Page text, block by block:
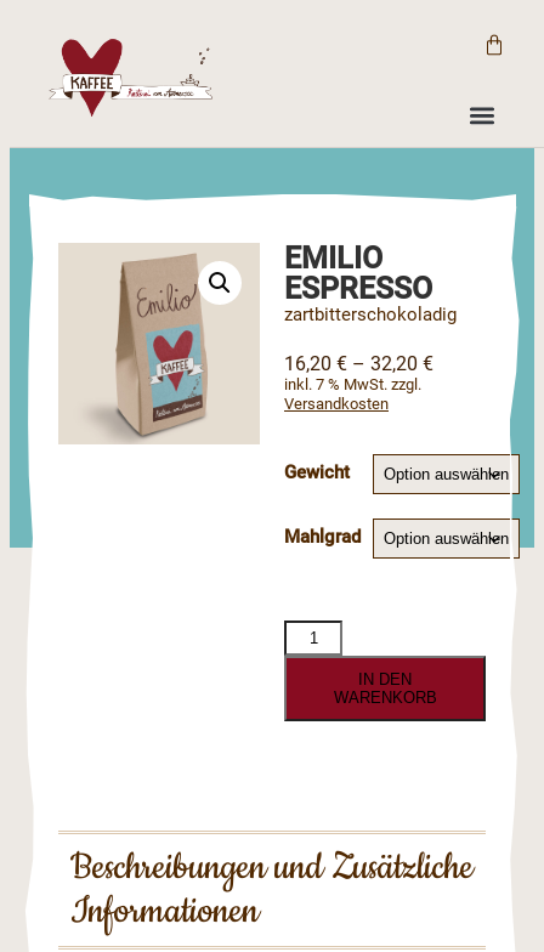
EMILIO
ESPRESSO
zartbitterschokoladig
16,20 € – 32,20 €
inkl. 7 % MwSt. zzgl.
Versandkosten
Gewicht
Mahlgrad
IN DEN
WARENKORB
Beschreibungen und Zusätzliche
Informationen